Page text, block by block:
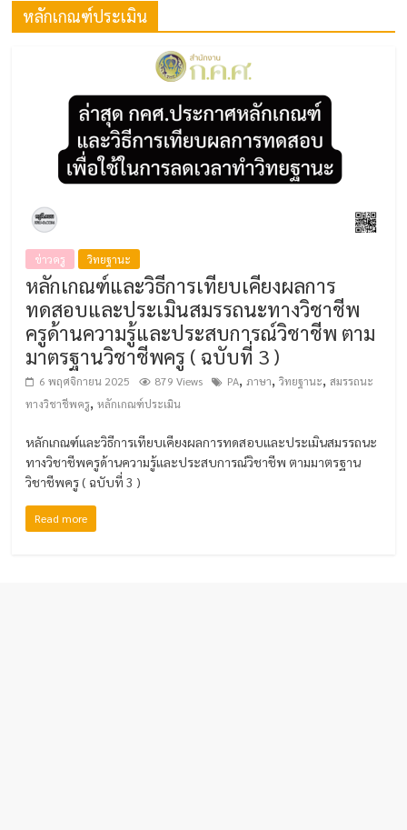
หลักเกณฑ์ประเมิน
ข่าวครู วิทยฐานะ
หลักเกณฑ์และวิธีการเทียบเคียงผลการ
ทดสอบและประเมินสมรรถนะทางวิชาชีพ
ครูด้านความรู้และประสบการณ์วิชาชีพ ตาม
มาตรฐานวิชาชีพครู ( ฉบับที่ 3 )
6 พฤศจิกายน 2025 879 Views PA,ภาษา,วิทยฐานะ,สมรรถนะ
ทางวิชาชีพครู,หลักเกณฑ์ประเมิน
หลักเกณฑ์และวิธีการเทียบเคียงผลการทดสอบและประเมินสมรรถนะ
ทางวิชาชีพครูด้านความรู้และประสบการณ์วิชาชีพ ตามมาตรฐาน
วิชาชีพครู ( ฉบับที่ 3 )
Read more